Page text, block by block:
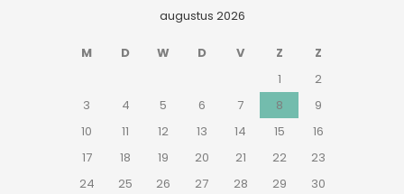
augustus 2026
M D W D V Z Z
1
2
3
4 5 6 7 8
9
10
11 12 13 14 15
16
17
18 19 20 21 22
23
24
25 26 27 28 29
30